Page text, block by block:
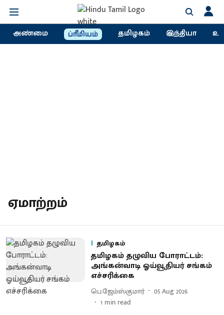
அண்மை ப்ரீமியம் தமிழகம் இந்தியா
ஏமாற்றம்
தமிழகம்
தமிழகம் தழுவிய போராட்டம்:
அங்கன்வாடி ஓய்வூதியர் சங்கம்
எச்சரிக்கை
பெ.ஜேம்ஸ்குமார்
05 Aug 2026
1 min read